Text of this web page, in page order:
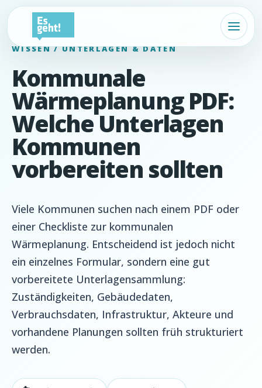
WISSEN / UNTERLAGEN & DATEN
Kommunale
Wärmeplanung PDF:
Welche Unterlagen
Kommunen
vorbereiten sollten
Viele Kommunen suchen nach einem PDF oder
einer Checkliste zur kommunalen
Wärmeplanung. Entscheidend ist jedoch nicht
ein einzelnes Formular, sondern eine gut
vorbereitete Unterlagensammlung:
Zuständigkeiten, Gebäudedaten,
Verbrauchsdaten, Infrastruktur, Akteure und
vorhandene Planungen sollten früh strukturiert
werden.